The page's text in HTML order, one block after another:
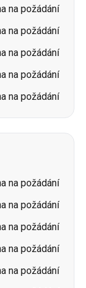
na požádání
na požádání
na požádání
na požádání
na požádání
na požádání
na požádání
na požádání